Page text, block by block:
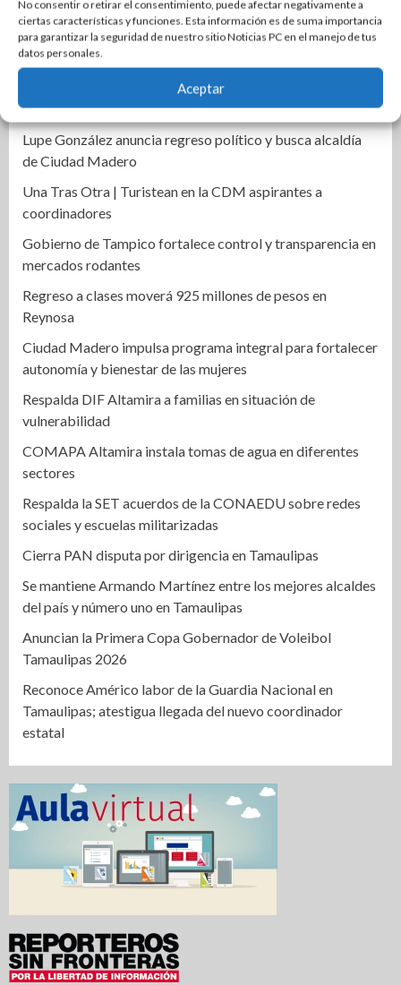
No consentir o retirar el consentimiento, puede afectar negativamente a
ciertas características y funciones. Esta información es de suma importancia
para garantizar la seguridad de nuestro sitio Noticias PC en el manejo de tus
datos personales.
Aceptar
investigación
Localizan a un hombre sin vida en canal de riego de
Xicoténcatl
Se incendia dulcería en pleno centro de El Mante; una
persona resulta intoxicada
Lupe González anuncia regreso político y busca alcaldía
de Ciudad Madero
Una Tras Otra | Turistean en la CDM aspirantes a
coordinadores
Gobierno de Tampico fortalece control y transparencia en
mercados rodantes
Regreso a clases moverá 925 millones de pesos en
Reynosa
Ciudad Madero impulsa programa integral para fortalecer
autonomía y bienestar de las mujeres
Respalda DIF Altamira a familias en situación de
vulnerabilidad
COMAPA Altamira instala tomas de agua en diferentes
sectores
Respalda la SET acuerdos de la CONAEDU sobre redes
sociales y escuelas militarizadas
Cierra PAN disputa por dirigencia en Tamaulipas
Se mantiene Armando Martínez entre los mejores alcaldes
del país y número uno en Tamaulipas
Anuncian la Primera Copa Gobernador de Voleibol
Tamaulipas 2026
Reconoce Américo labor de la Guardia Nacional en
Tamaulipas; atestigua llegada del nuevo coordinador
estatal